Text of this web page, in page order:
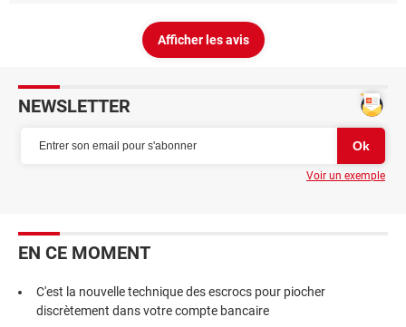
Afficher les avis
NEWSLETTER
Voir un exemple
EN CE MOMENT
C'est la nouvelle technique des escrocs pour piocher
discrètement dans votre compte bancaire